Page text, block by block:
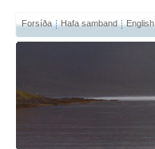
Forsíða Hafa samband English